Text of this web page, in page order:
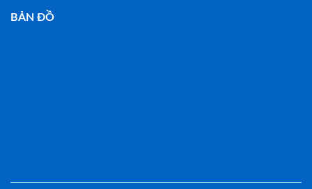
BẢN ĐỒ